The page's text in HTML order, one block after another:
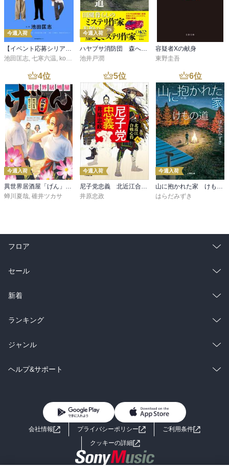
●首師／青崎有吾
戦国時代、武将の生首を作ることを生業としている女首師の物語。
ある日、女性武将の生首の依頼をうけ、そのために彼女が囚われて
いる場所を訪れる…
化け物作品、発想力と芸術性がハンパねぇ。エンタメだけど純文要
素もたっぷり。どうやったらこんな物語を生み出せるんだろう。た
ぶん皆さん一番引き込まれるのは、あのシーン。私は完全に取り憑
かれました。この一文、一生忘れない。
本書引用――蛆が死体を喰む音が鳴る。
●最高まで行く／斜線堂有紀
大学の先輩と後輩の物語。先輩が交通事故にあい、記憶喪失になっ
てしまった。後輩はこの好機に乗じて、先輩と半同棲生活をはじめ
るが…
ない絶妙な隙間があって不思議。
世界中には80億の人間がいますが、年齢、性別、国籍、人種、宗教
間」が惹かれ合い、支え合い、励まし合って生きてれば、本作の物
の皆さま、よろしくお願いします。
今週入荷
池田匡志 七寒六温 konoko58 ,村崎キコ
今週入荷
池井戸潤
容疑者Xの献身
東野圭吾
4位
今週入荷
異世界居酒屋「げん」三杯目
蝉川夏哉, 碓井ツカサ
5位
今週入荷
尼子党忠義 北近江合戦心得〈八〉
井原忠政
6位
今週入荷
山に抱かれた家 けもの道
はらだみずき
フロア
総合
ラノベ
雑誌・グラビア
BL・TL
セール
総合
ラノベ
雑誌・グラビア
BL・TL
新着
総合
ラノベ
雑誌・グラビア
ランキング
総合
ラノベ
ジャンル
コミック
ライトノベル 男子向けラノベ
小説
海外小説
ヘルプ&サポート
よくあるご質問 お問い合わせ
会社情報 プライバシーポリシー
ご利用条件
クッキーの詳細